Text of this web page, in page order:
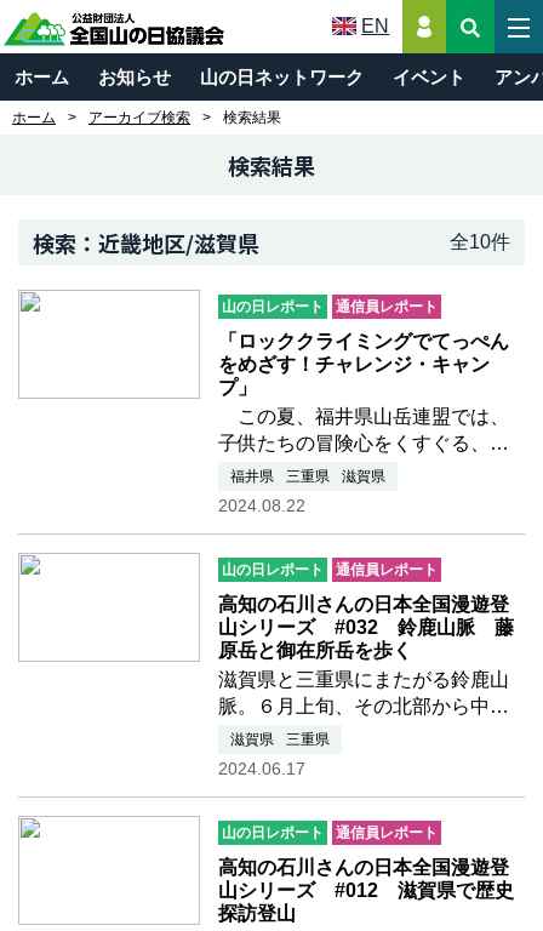
EN
ホーム お知らせ 山の日ネットワーク イベント アン
ホーム アーカイブ検索 検索結果
検索結果
検索：近畿地区/滋賀県 全10件
山の日レポート 通信員レポート
「ロッククライミングでてっぺん
をめざす！チャレンジ・キャン
プ」
この夏、福井県山岳連盟では、
子供たちの冒険心をくすぐる、
「ロッククライミングでてっぺん
をめざす！チャレンジ・キャン
チャレンジに挑戦しました。初
日…つづきを読む
福井県 三重県 滋賀県
2024.08.22
山の日レポート 通信員レポート
高知の石川さんの日本全国漫遊登
山シリーズ #032 鈴鹿山脈 藤
原岳と御在所岳を歩く
滋賀県と三重県にまたがる鈴鹿山
脈。６月上旬、その北部から中央
部に位置する藤原岳と御在所岳の2
峰を訪ねました。6月1日 土曜日
ーネ(くぼみ)が散在し、広…つづき
を読む
滋賀県 三重県
2024.06.17
山の日レポート 通信員レポート
高知の石川さんの日本全国漫遊登
山シリーズ #012 滋賀県で歴史
探訪登山